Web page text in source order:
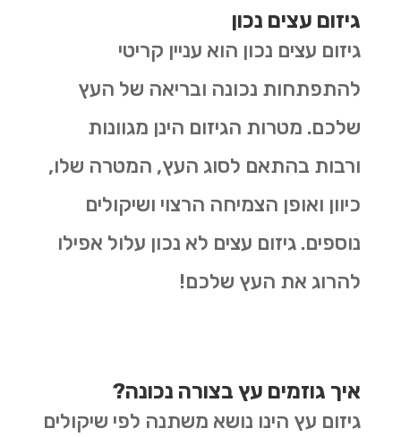
גיזום עצים נכון
גיזום עצים נכון הוא עניין קריטי
להתפתחות נכונה ובריאה של העץ
שלכם. מטרות הגיזום הינן מגוונות
ורבות בהתאם לסוג העץ, המטרה שלו,
כיוון ואופן הצמיחה הרצוי ושיקולים
נוספים. גיזום עצים לא נכון עלול אפילו
להרוג את העץ שלכם!
איך גוזמים עץ בצורה נכונה?
גיזום עץ הינו נושא משתנה לפי שיקולים